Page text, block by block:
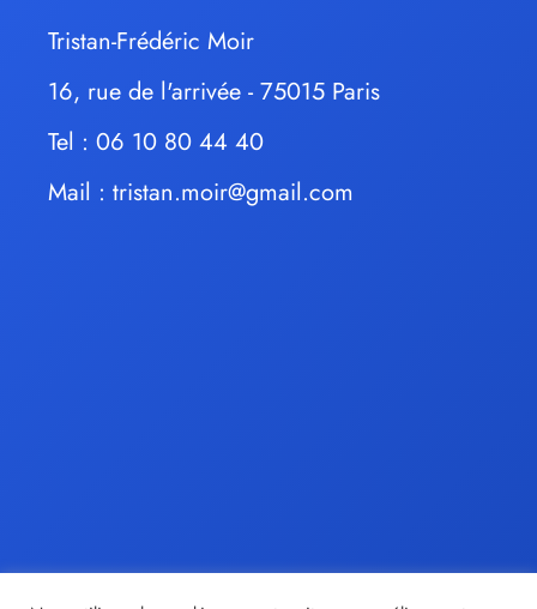
Tristan-Frédéric Moir
16, rue de l'arrivée - 75015 Paris
Tel : 06 10 80 44 40
Mail : tristan.moir@gmail.com